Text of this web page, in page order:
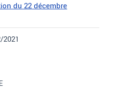
du 22 décembre